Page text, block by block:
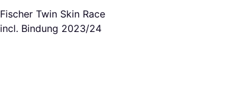
Fischer Twin Skin Race
incl. Bindung 2023/24